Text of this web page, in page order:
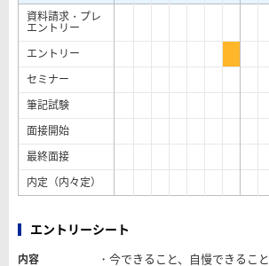
資料請求・プレ
エントリー
エントリー
セミナー
筆記試験
面接開始
最終面接
内定（内々定）
エントリーシート
内容
・今できること、自慢できること